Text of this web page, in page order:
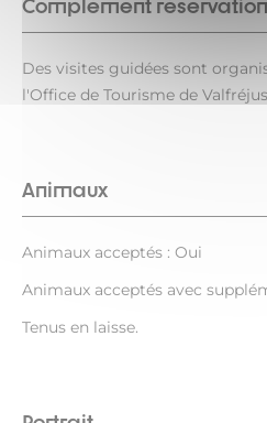
Complément réservation
Des visites guidées sont
l'Office de Tourisme de
Animaux
Animaux acceptés : Oui
Animaux acceptés avec
Tenus en laisse.